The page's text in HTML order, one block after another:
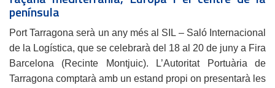
península
Port Tarragona serà un any més al SIL – Saló Internacional
de la Logística, que se celebrarà del 18 al 20 de juny a Fira
Barcelona (Recinte Montjuic). L’Autoritat Portuària de
Tarragona comptarà amb un estand propi on presentarà les